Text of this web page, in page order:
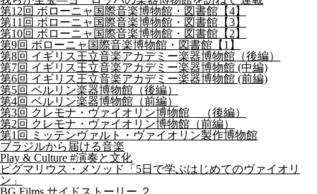
第12回 ボローニャ国際音楽博物館・図書館【4】
第11回 ボローニャ国際音楽博物館・図書館【3】
第10回 ボローニャ国際音楽博物館・図書館【2】
第9回 ボローニャ国際音楽博物館・図書館【1】
第8回 イギリス王立音楽アカデミー楽器博物館（後編）
第7回 イギリス王立音楽アカデミー楽器博物館 (中編)
第6回 イギリス王立音楽アカデミー楽器博物館 (前編)
第5回 ベルリン楽器博物館（後編）
第4回 ベルリン楽器博物館（前編）
第3回 クレモナ・ヴァイオリン博物館 （後編）
第2回 クレモナ・ヴァイオリン博物館（前編）
第1回 ミッテンヴァルト・ヴァイオリン製作博物館
ブラジルから届ける音楽
Play & Culture #演奏と文化
ピグマリウス・メソッド「5日で学ぶはじめてのヴァイオリ
ン」
BG Films サイドストーリー ２